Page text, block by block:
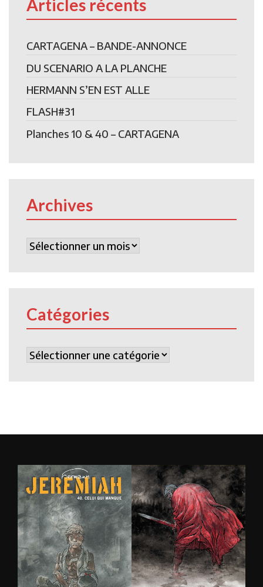
Articles récents
CARTAGENA – BANDE-ANNONCE
DU SCENARIO A LA PLANCHE
HERMANN S’EN EST ALLE
FLASH#31
Planches 10 & 40 – CARTAGENA
Archives
Archives
Catégories
Catégories